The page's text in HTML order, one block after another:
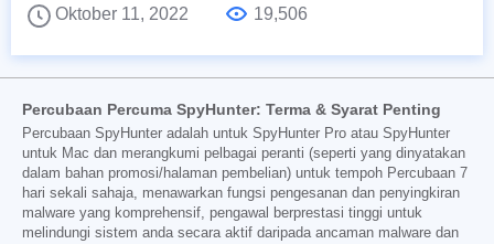
Oktober 11, 2022
19,506
Percubaan Percuma SpyHunter: Terma & Syarat Penting
Percubaan SpyHunter adalah untuk SpyHunter Pro atau SpyHunter
untuk Mac dan merangkumi pelbagai peranti (seperti yang dinyatakan
dalam bahan promosi/halaman pembelian) untuk tempoh Percubaan 7
hari sekali sahaja, menawarkan fungsi pengesanan dan penyingkiran
malware yang komprehensif, pengawal berprestasi tinggi untuk
melindungi sistem anda secara aktif daripada ancaman malware dan